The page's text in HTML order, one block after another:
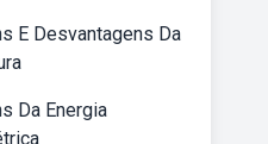
E Desvantagens Da
Da Energia